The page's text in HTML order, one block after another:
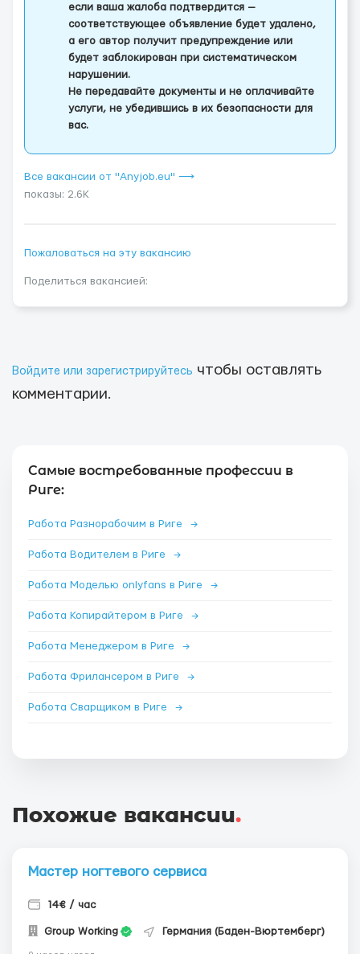
если ваша жалоба подтвердится —
соответствующее объявление будет удалено,
а его автор получит предупреждение или
будет заблокирован при систематическом
нарушении.
Не передавайте документы и не оплачивайте
услуги, не убедившись в их безопасности для
вас.
Все вакансии от "Anyjob.eu" ⟶
показы: 2.6K
Пожаловаться на эту вакансию
Поделиться вакансией:
Войдите или зарегистрируйтесь чтобы оставлять
комментарии.
Самые востребованные профессии в
Риге:
Работа Разнорабочим в Риге →
Работа Водителем в Риге →
Работа Моделью onlyfans в Риге →
Работа Копирайтером в Риге →
Работа Менеджером в Риге →
Работа Фрилансером в Риге →
Работа Сварщиком в Риге →
Похожие вакансии.
Мастер ногтевого сервиса
14€ / час
Group Working Германия (Баден-Вюртемберг)